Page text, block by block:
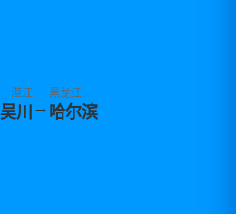
湛江
吴川 →
黑龙江
哈尔滨